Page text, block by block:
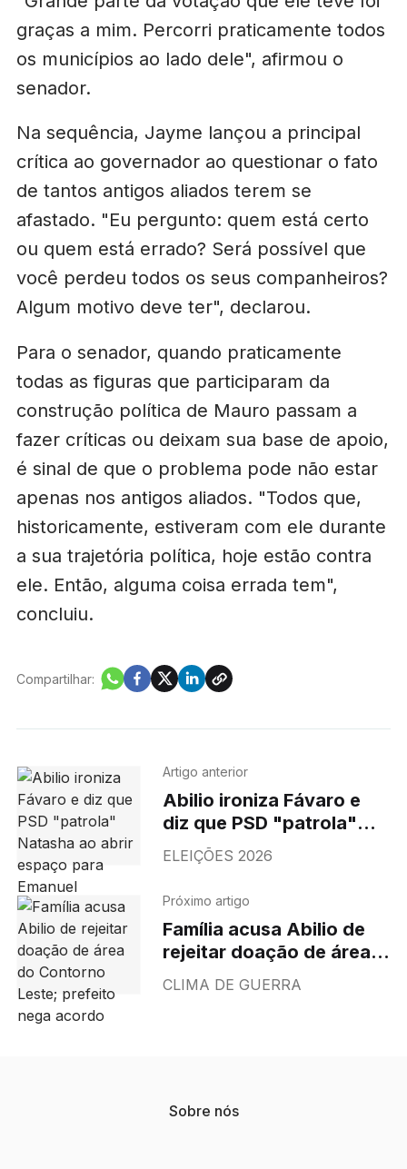
graças a mim. Percorri praticamente todos
os municípios ao lado dele", afirmou o
senador.
Na sequência, Jayme lançou a principal
crítica ao governador ao questionar o fato
de tantos antigos aliados terem se
afastado. "Eu pergunto: quem está certo
ou quem está errado? Será possível que
você perdeu todos os seus companheiros?
Algum motivo deve ter", declarou.
Para o senador, quando praticamente
todas as figuras que participaram da
construção política de Mauro passam a
fazer críticas ou deixam sua base de apoio,
é sinal de que o problema pode não estar
apenas nos antigos aliados. "Todos que,
historicamente, estiveram com ele durante
a sua trajetória política, hoje estão contra
ele. Então, alguma coisa errada tem",
concluiu.
Compartilhar:
Artigo anterior
Abilio ironiza Fávaro e
diz que PSD "patrola"
Natasha ao abrir espaço
para Emanuel
ELEIÇÕES 2026
Próximo artigo
Família acusa Abilio de
rejeitar doação de área
do Contorno Leste;
prefeito nega acordo
CLIMA DE GUERRA
Sobre nós